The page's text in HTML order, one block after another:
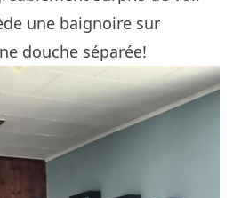
une baignoire sur
douche séparée!